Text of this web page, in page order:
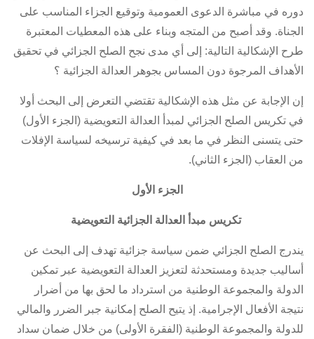
دوره في مباشرة الدعوى العمومية وتوقيع الجزاء المناسب على
الجناة. وقد أصبح من المتجه وبناء على هذه المعطيات المعتبرة
طرح الإشكالية التالية: إلى أي مدى نجح الصلح الجزائي في تحقيق
الأهداف المرجوة دون المساس بجوهر العدالة الجزائية ؟
إن الإجابة عن مثل هذه الإشكالية تقتضي التعرض إلى البحث أولا
في تكريس الصلح الجزائي لمبدأ العدالة التعويضية (الجزء الأول)
حتى يتسنى النظر في ما بعد في كيفية ترسيخه لسياسة الإفلات
من العقاب (الجزء الثاني).
الجزء الأول
تكريس مبدأ العدالة الجزائية التعويضية
يندرج الصلح الجزائي ضمن سياسة جزائية تهدف إلى البحث عن
أساليب جديدة ومستحدثة لتعزيز العدالة التعويضية عبر تمكين
الدولة والمجموعة الوطنية من استرداد ما لحق بها من أضرار
نتيجة الأفعال الإجرامية. إذ يتيح الصلح إمكانية جبر الضرر والمالي
للدولة والمجموعة الوطنية (الفقرة الأولى) من خلال ضمان سداد